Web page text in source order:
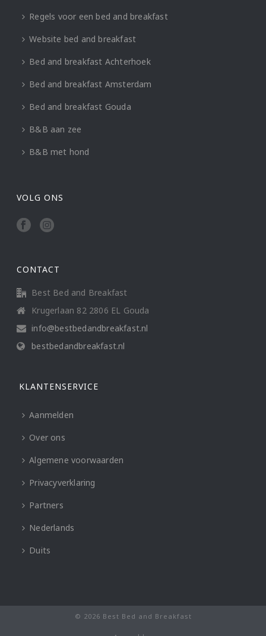
Regels voor een bed and breakfast
Website bed and breakfast
Bed and breakfast Achterhoek
Bed and breakfast Amsterdam
Bed and breakfast Gouda
B&B aan zee
B&B met hond
VOLG ONS
CONTACT
Best Bed and Breakfast
Krugerlaan 82 2806 EL Gouda
info@bestbedandbreakfast.nl
bestbedandbreakfast.nl
KLANTENSERVICE
Aanmelden
Over ons
Algemene voorwaarden
Privacyverklaring
Partners
Nederlands
Duits
© 2026 Best Bed and Breakfast